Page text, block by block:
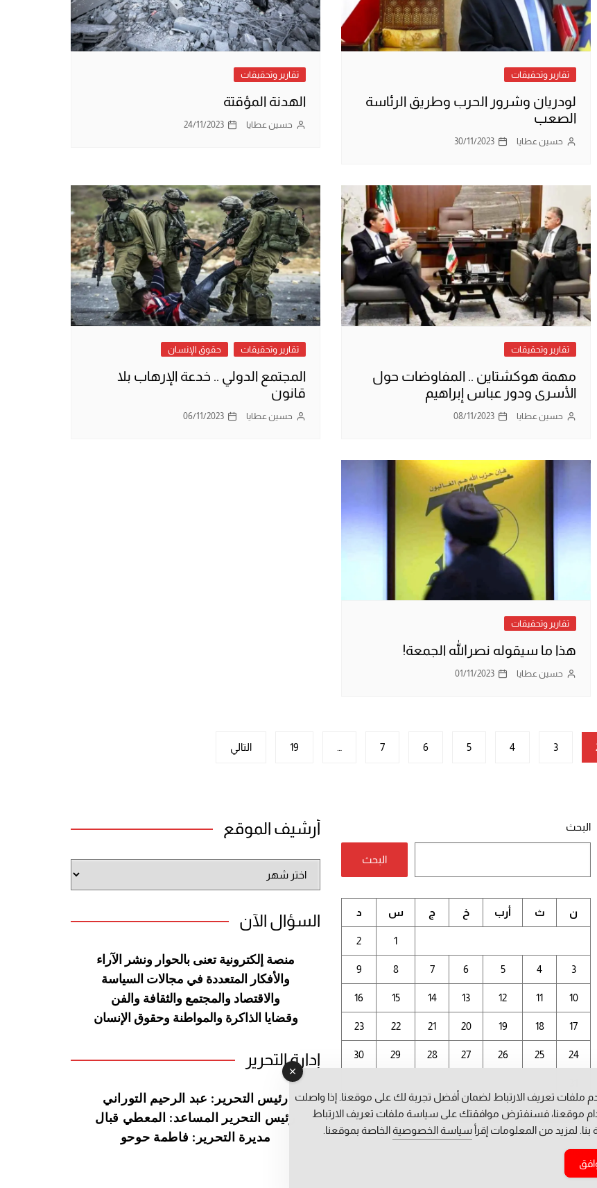
تقارير وتحقيقات
لودريان وشرور الحرب وطريق الرئاسة
الصعب
حسين عطايا 30/11/2023
تقارير وتحقيقات
الهدنة المؤقتة
حسين عطايا 24/11/2023
تقارير وتحقيقات
مهمة هوكشتاين .. المفاوضات حول
الأسرى ودور عباس إبراهيم
حسين عطايا 08/11/2023
تقارير وتحقيقات حقوق الإنسان
المجتمع الدولي .. خدعة الإرهاب بلا
قانون
حسين عطايا 06/11/2023
تقارير وتحقيقات
هذا ما سيقوله نصرالله الجمعة!
حسين عطايا 01/11/2023
3
4
5
6
7
19 التالي
البحث
البحث
أغسطس 2026
ن ث أرب خ ج س د
1
2
3
4
5
6
7
8
9
10
11
12
13
14
15
16
17
18
19
20
21
22
23
24
25
26
27
28
29
30
« يوليو
أرشيف الموقع
الموقع
السؤال الآن
منصة إلكترونية تعنى بالحوار ونشر الآراء
والأفكار المتعددة في مجالات السياسة
والاقتصاد والمجتمع والثقافة والفن
وقضايا الذاكرة والمواطنة وحقوق الإنسان
إدارة التحرير
رئيس التحرير: عبد الرحيم التوراني
رئيس التحرير المساعد: المعطي قبال
مديرة التحرير: فاطمة حوحو
ملفات تعريف الارتباط لضمان أفضل تجربة لك على موقعنا. إذا واصلت
موقعنا، فسنفترض موافقتك على سياسة ملفات تعريف الارتباط
بنا. لمزيد من المعلومات إقرأ سياسة الخصوصيةالخاصة بموقعنا.